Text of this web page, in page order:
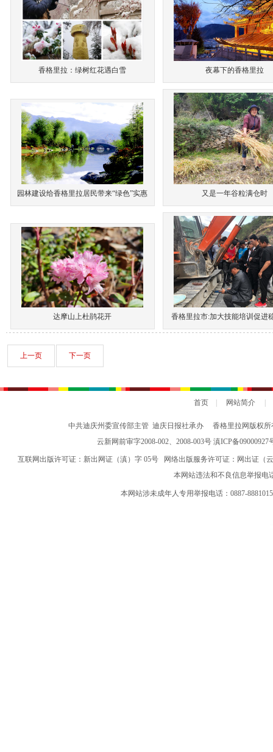
香格里拉：绿树红花遇白雪 夜幕下的香格里拉
园林建设给香格里拉居民带来“绿色”实惠 又是一年谷粒满仓时
达摩山上杜鹃花开 香格里拉市:加大技能培训促进
上一页 下一页